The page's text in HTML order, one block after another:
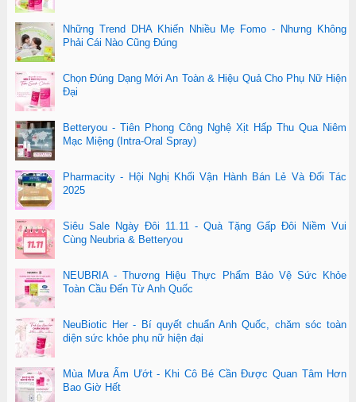
Những Trend DHA Khiến Nhiều Mẹ Fomo - Nhưng Không
Phải Cái Nào Cũng Đúng
Chọn Đúng Dạng Mới An Toàn & Hiệu Quả Cho Phụ Nữ Hiện
Đại
Betteryou - Tiên Phong Công Nghệ Xịt Hấp Thu Qua Niêm
Mạc Miệng (Intra-Oral Spray)
Pharmacity - Hội Nghị Khối Vận Hành Bán Lẻ Và Đối Tác
2025
Siêu Sale Ngày Đôi 11.11 - Quà Tặng Gấp Đôi Niềm Vui
Cùng Neubria & Betteryou
NEUBRIA - Thương Hiệu Thực Phẩm Bảo Vệ Sức Khỏe
Toàn Cầu Đến Từ Anh Quốc
NeuBiotic Her - Bí quyết chuẩn Anh Quốc, chăm sóc toàn
diện sức khỏe phụ nữ hiện đại
Mùa Mưa Ẩm Ướt - Khi Cô Bé Cần Được Quan Tâm Hơn
Bao Giờ Hết